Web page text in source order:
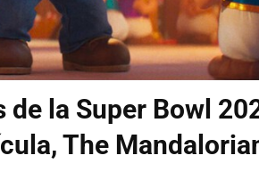
la Super Bowl
The